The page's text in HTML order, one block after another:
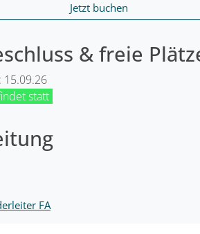
Jetzt buchen
& freie
15.09.26
statt
FA